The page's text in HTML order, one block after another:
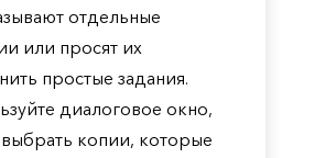
отдельные
или просят их
простые задания.
диалоговое окно,
копии, которые